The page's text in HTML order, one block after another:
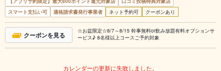
スマート支払い可
適格請求書発行事業者 ネット予約可 クーポンあり
クーポンを見る
☆お盆限定☆8/7～8/15 幹事無料or飲み放題有料オプションサ
ービス♪ 8名様以上コースご予約対象
カレンダーの更新に失敗しました。